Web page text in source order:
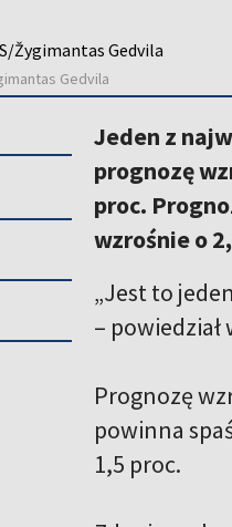
Gedvila
Jeden z
prognozę
proc.
wzrośnie o
„Jest to
–
Prognozę
powinna
1,5 proc.